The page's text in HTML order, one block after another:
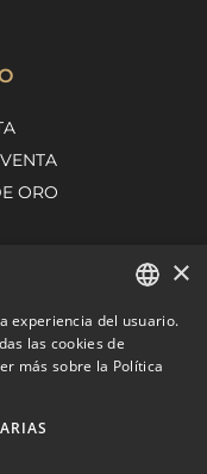
ORO
SPANISH
×
experiencia del usuario.
las cookies de
más sobre la Política